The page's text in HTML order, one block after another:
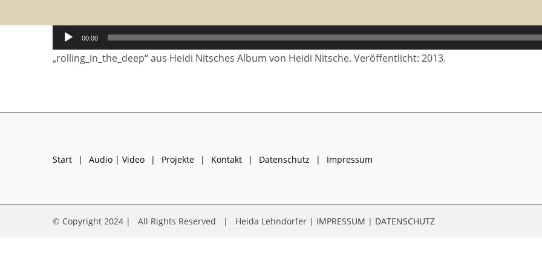
Audio-
Player
00:00
„rolling_in_the_deep“ aus Heidi Nitsches Album von Heidi Nitsche. Veröffentlicht: 2013.
Start Audio | Video Projekte Kontakt Datenschutz Impressum
© Copyright 2024 | All Rights Reserved | Heida Lehndorfer | IMPRESSUM | DATENSCHUTZ